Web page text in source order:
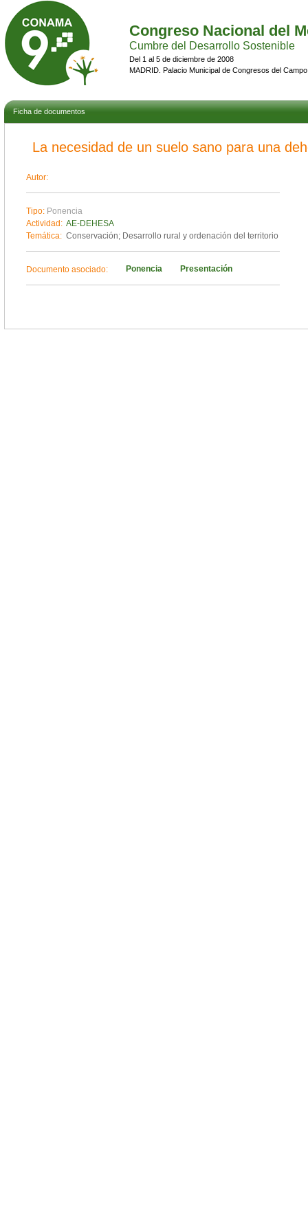
Congreso Nacional del
Cumbre del Desarrollo Sostenible
Del 1 al 5 de diciembre de 2008
MADRID. Palacio Municipal de Congresos del
Ficha de documentos
La necesidad de un suelo sano para una
Autor:
Tipo: Ponencia
Actividad: AE-DEHESA
Temática: Conservación; Desarrollo rural y ordenación del territorio
Documento asociado: Ponencia Presentación